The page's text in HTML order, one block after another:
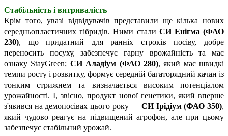
Стабільність і витривалість
Крім того, увазі відвідувачів представили ще кілька нових
середньопластичних гібридів. Ними стали СИ Енігма (ФАО
230), що придатний для ранніх строків посіву, добре
переносить посуху, забезпечує гарну врожайність та має
ознаку StayGreen; СИ Аладіум (ФАО 280), який має швидкі
темпи росту і розвитку, формує середній багаторядний качан із
тонким стрижнем та визначається високим потенціалом
урожайності. І, звісно, продукт нової генетики, який вперше
з'явився на демопосівах цього року — СИ Ірідіум (ФАО 350),
який чудово реагує на підвищений агрофон, але при цьому
забезпечує стабільний урожай.